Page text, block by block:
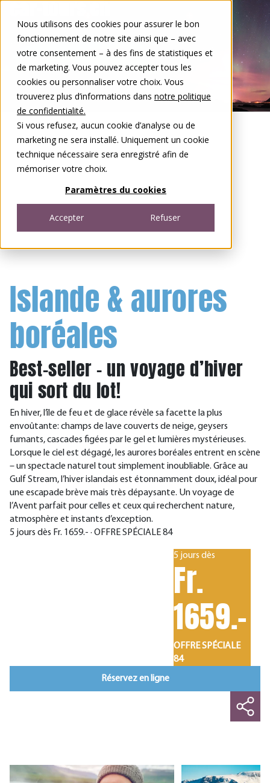
Nous utilisons des cookies pour assurer le bon
fonctionnement de notre site ainsi que – avec
votre consentement – à des fins de statistiques et
de marketing. Vous pouvez accepter tous les
cookies ou personnaliser votre choix. Vous
trouverez plus d’informations dans notre politique
de confidentialité.
Si vous refusez, aucun cookie d’analyse ou de
marketing ne sera installé. Uniquement un cookie
technique nécessaire sera enregistré afin de
mémoriser votre choix.
Paramètres du cookies
Accepter Refuser
DEFR
Open menu
Islande & aurores
boréales
Best-seller – un voyage d’hiver
qui sort du lot!
En hiver, l’île de feu et de glace révèle sa facette la plus
envoûtante: champs de lave couverts de neige, geysers
fumants, cascades figées par le gel et lumières mystérieuses.
Lorsque le ciel est dégagé, les aurores boréales entrent en scène
– un spectacle naturel tout simplement inoubliable. Grâce au
Gulf Stream, l’hiver islandais est étonnamment doux, idéal pour
une escapade brève mais très dépaysante. Un voyage de
l’Avent parfait pour celles et ceux qui recherchent nature,
atmosphère et instants d’exception.
5 jours dès Fr. 1659.- · OFFRE SPÉCIALE 84
5 jours dès
Fr.
1659.-
OFFRE SPÉCIALE
84
Réservez en ligne